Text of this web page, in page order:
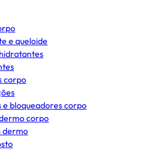
e queloide
corpo
e bloqueadores corpo
corpo
dermo